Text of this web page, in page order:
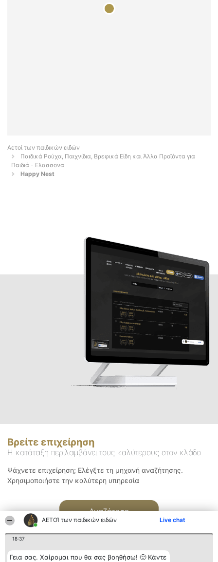
ΑΕΤΟΊ των παιδικών ειδών Live chat
18:37
Γεια σας. Χαίρομαι που θα σας βοηθήσω! 🙂 Κάντε
Αετοί των παιδικών ειδών
Παιδικά Ρούχα, Παιχνίδια, Βρεφικά Είδη και Άλλα Προϊόντα για
Παιδιά - Ελασσονα
Happy Nest
Βρείτε επιχείρηση
Η κατάταξη περιλαμβάνει τους καλύτερους στον κλάδο
Ψάχνετε επιχείρηση; Ελέγξτε τη μηχανή αναζήτησης.
Χρησιμοποιήστε την καλύτερη υπηρεσία
Αναζήτηση